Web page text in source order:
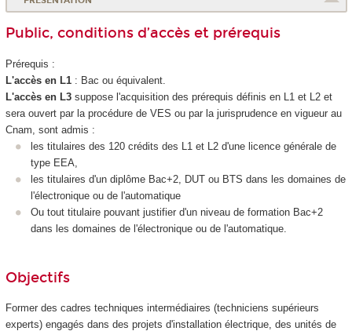
Public, conditions d’accès et prérequis
Prérequis :
L'accès en L1: Bac ou équivalent.
L'accès en L3suppose l'acquisition des prérequis définis en L1 et L2 et
sera ouvert par la procédure de VES ou par la jurisprudence en vigueur au
Cnam, sont admis :
les titulaires des 120 crédits des L1 et L2 d'une licence générale de
type EEA,
les titulaires d'un diplôme Bac+2, DUT ou BTS dans les domaines de
l'électronique ou de l'automatique
Ou tout titulaire pouvant justifier d'un niveau de formation Bac+2
dans les domaines de l'électronique ou de l'automatique.
Objectifs
Former des cadres techniques intermédiaires (techniciens supérieurs
experts) engagés dans des projets d'installation électrique, des unités de